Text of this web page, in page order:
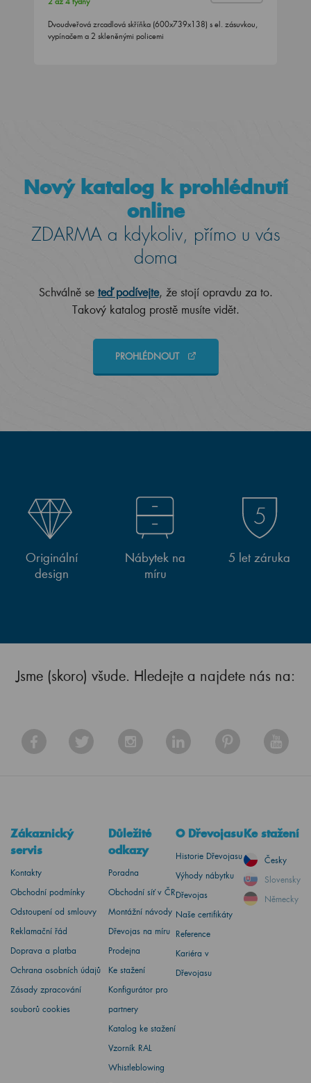
Dvoudveřová zrcadlová skříňka (600x739x138) s el. zásuvkou,
vypínačem a 2 skleněnými policemi
Nový katalog k prohlédnutí
online
ZDARMA a kdykoliv, přímo u vás
doma
Schválně se teď podívejte, že stojí opravdu za to.
Takový katalog prostě musíte vidět.
PROHLÉDNOUT
Originální
design
Nábytek na
míru
5 let záruka
Jsme (skoro) všude. Hledejte a najdete nás na:
Zákaznický
servis
Kontakty
Obchodní podmínky
Odstoupení od smlouvy
Reklamační řád
Doprava a platba
Ochrana osobních údajů
Zásady zpracování
souborů cookies
Důležité
odkazy
Poradna
Obchodní síť v ČR
Montážní návody
Dřevojas na míru
Prodejna
Ke stažení
Konfigurátor pro
partnery
Katalog ke stažení
Vzorník RAL
Whistleblowing
O Dřevojasu
Historie Dřevojasu
Výhody nábytku
Dřevojas
Naše certifikáty
Reference
Kariéra v
Dřevojasu
Ke stažení
Česky
Slovensky
Německy